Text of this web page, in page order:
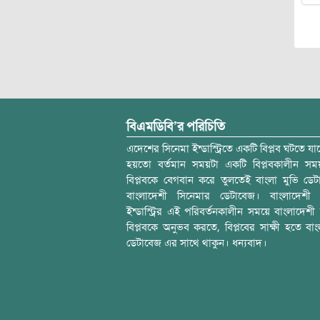
বিএমডিবি’র পরিচিতি
এদেশের সিনেমা ইন্ডাস্ট্রিতে একটি বিপ্লব ঘটতে
হয়তো বর্তমান সময়টা একটি বিপ্লবকালীন
বিপ্লবকে বেগবান করে তুলতেই বাংলা মুভি
বাংলাদেশী সিনেমার ডেটাবেজ। বাংলাদেশী
ইন্ডাস্ট্রির এই পরিবর্তনকালীন সময়ে বাংলাদেশী
বিপ্লবকে অনুভব করতে, বিপ্লবের সাক্ষী হতে
ডেটাবেজ এর সাথে থাকুন। ধন্যবাদ।